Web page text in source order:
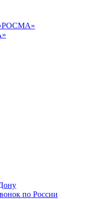
«РОСМА»
по России